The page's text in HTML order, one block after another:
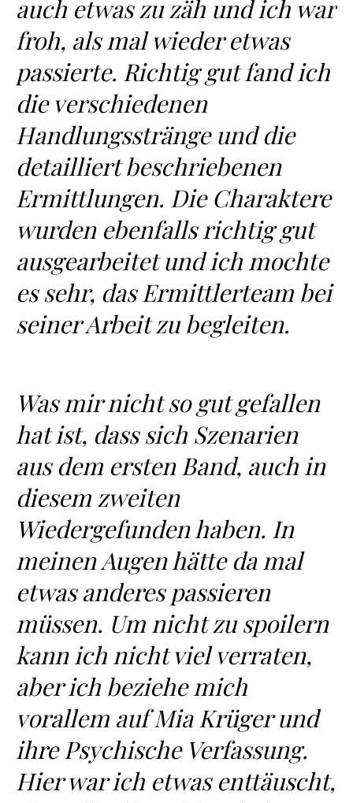
auch etwas zu zäh und ich war
froh, als mal wieder etwas
passierte. Richtig gut fand ich
die verschiedenen
Handlungsstränge und die
detailliert beschriebenen
Ermittlungen. Die Charaktere
wurden ebenfalls richtig gut
ausgearbeitet und ich mochte
es sehr, das Ermittlerteam bei
seiner Arbeit zu begleiten.
Was mir nicht so gut gefallen
hat ist, dass sich Szenarien
aus dem ersten Band, auch in
diesem zweiten
Wiedergefunden haben. In
meinen Augen hätte da mal
etwas anderes passieren
müssen. Um nicht zu spoilern
kann ich nicht viel verraten,
aber ich beziehe mich
vorallem auf Mia Krüger und
ihre Psychische Verfassung.
Hier war ich etwas enttäuscht,